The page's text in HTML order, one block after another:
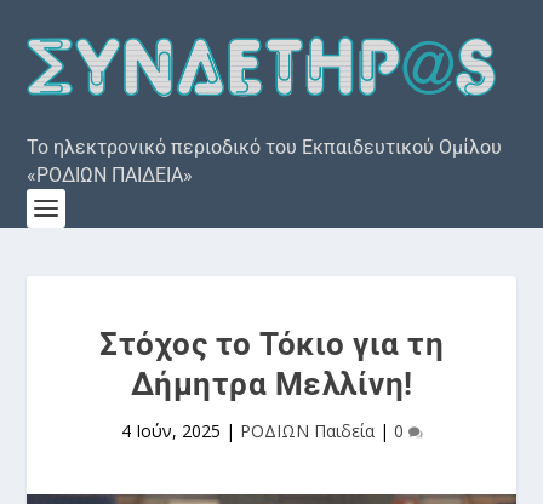
Το ηλεκτρονικό περιοδικό του Εκπαιδευτικού Ομίλου
«ΡΟΔΙΩΝ ΠΑΙΔΕΙΑ»
Στόχος το Τόκιο για τη
Δήμητρα Μελλίνη!
4 Ιούν, 2025 | ΡΟΔΙΩΝ Παιδεία| 0